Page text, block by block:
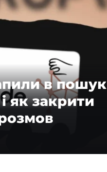
в пошук
як закрити